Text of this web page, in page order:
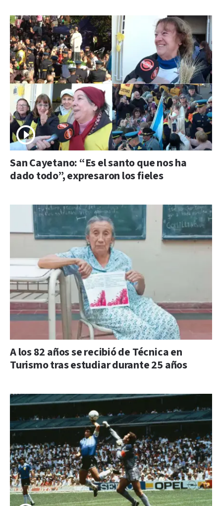
San Cayetano: “Es el santo que nos ha
dado todo”, expresaron los fieles
A los 82 años se recibió de Técnica en
Turismo tras estudiar durante 25 años